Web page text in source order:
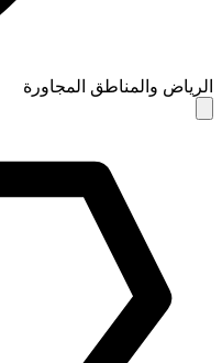
الرياض والمناطق المجاورة